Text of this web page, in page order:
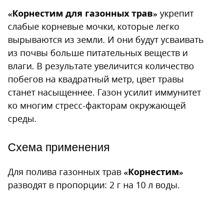
«Корнестим для газонных трав» укрепит
слабые корневые мочки, которые легко
вырываются из земли. И они будут усваивать
из почвы больше питательных веществ и
влаги. В результате увеличится количество
побегов на квадратный метр, цвет травы
станет насыщеннее. Газон усилит иммунитет
ко многим стресс-факторам окружающей
среды.
Схема применения
Для полива газонных трав «Корнестим»
разводят в пропорции: 2 г на 10 л воды.